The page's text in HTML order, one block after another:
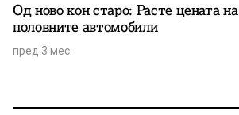
Од ново кон старо: Расте цената на
половните автомобили
пред 3 мес.